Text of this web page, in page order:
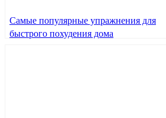
Самые популярные упражнения для
быстрого похудения дома